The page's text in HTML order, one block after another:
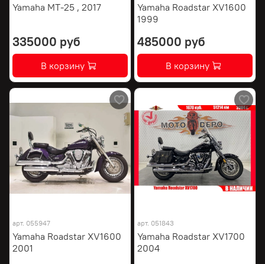
Yamaha MT-25 , 2017
335000 руб
В корзину
Yamaha Roadstar XV1600
1999
485000 руб
В корзину
арт. 055947
Yamaha Roadstar XV1600
2001
арт. 051843
Yamaha Roadstar XV1700
2004